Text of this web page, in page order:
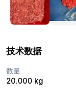
技术数据
数量
20.000 kg